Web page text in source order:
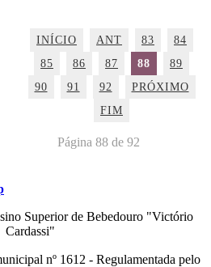
INÍCIO ANT 83
84
85
86 87 88
89
90
91 92
PRÓXIMO
FIM
Página 88 de 92
Superior de Bebedouro "Victório
Cardassi"
nº1612 - Regulamentada pelo